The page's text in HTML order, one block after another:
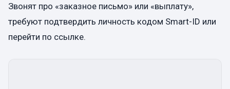
Звонят про «заказное письмо» или «выплату»,
требуют подтвердить личность кодом Smart-ID или
перейти по ссылке.